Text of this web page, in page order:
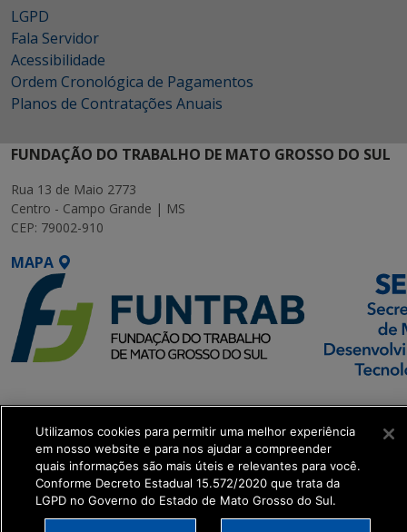
LGPD
Fala Servidor
Acessibilidade
Ordem Cronológica de Pagamentos
Planos de Contratações Anuais
FUNDAÇÃO DO TRABALHO DE MATO GROSSO DO SUL
Rua 13 de Maio 2773
Centro - Campo Grande | MS
CEP: 79002-910
MAPA
SETDIG | Secretaria-
Executiva de
Transformação Digital
get_footer();
Utilizamos cookies para permitir uma melhor experiência
em nosso website e para nos ajudar a compreender
quais informações são mais úteis e relevantes para você.
Conforme Decreto Estadual 15.572/2020 que trata da
LGPD no Governo do Estado de Mato Grosso do Sul.